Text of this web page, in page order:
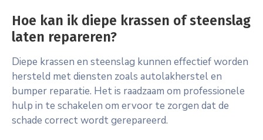
Hoe kan ik diepe krassen of steenslag
laten repareren?
Diepe krassen en steenslag kunnen effectief worden
hersteld met diensten zoals autolakherstel en
bumper reparatie. Het is raadzaam om professionele
hulp in te schakelen om ervoor te zorgen dat de
schade correct wordt gerepareerd.